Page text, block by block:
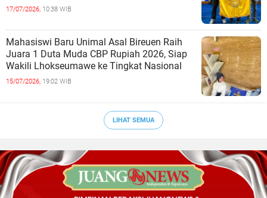
17/07/2026, 10:38 WIB
Mahasiswi Baru Unimal Asal Bireuen Raih
Juara 1 Duta Muda CBP Rupiah 2026, Siap
Wakili Lhokseumawe ke Tingkat Nasional
15/07/2026, 19:02 WIB
LIHAT SEMUA